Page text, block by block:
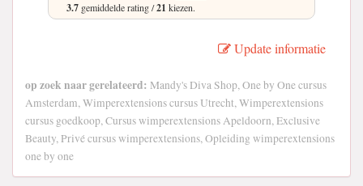
3.7 gemiddelde rating /21 kiezen.
Update informatie
op zoek naar gerelateerd: Mandy's Diva Shop, One by One cursus
Amsterdam, Wimperextensions cursus Utrecht, Wimperextensions
cursus goedkoop, Cursus wimperextensions Apeldoorn, Exclusive
Beauty, Privé cursus wimperextensions, Opleiding wimperextensions
one by one